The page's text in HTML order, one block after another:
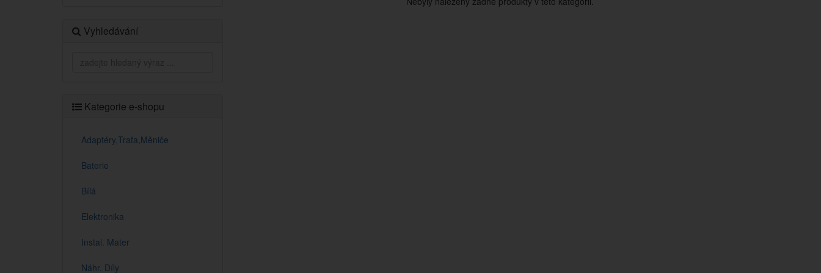
Vyhledávání
Kategorie e-shopu
Adaptéry,Trafa,Měniče
Baterie
Bílá
Elektronika
Instal. Mater
Náhr. Díly